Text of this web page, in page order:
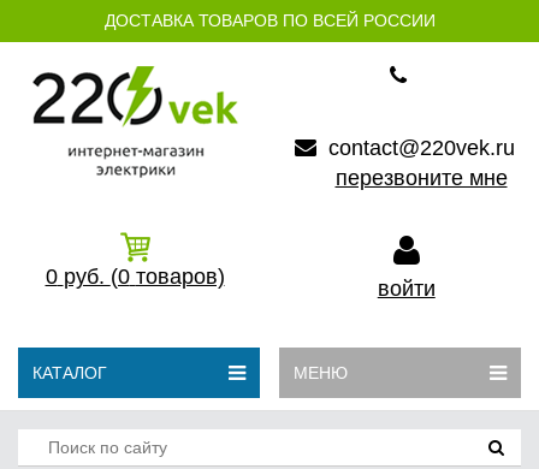
ДОСТАВКА ТОВАРОВ ПО ВСЕЙ РОССИИ
contact@220vek.ru
перезвоните мне
0 руб. (0 товаров) войти
КАТАЛОГ МЕНЮ